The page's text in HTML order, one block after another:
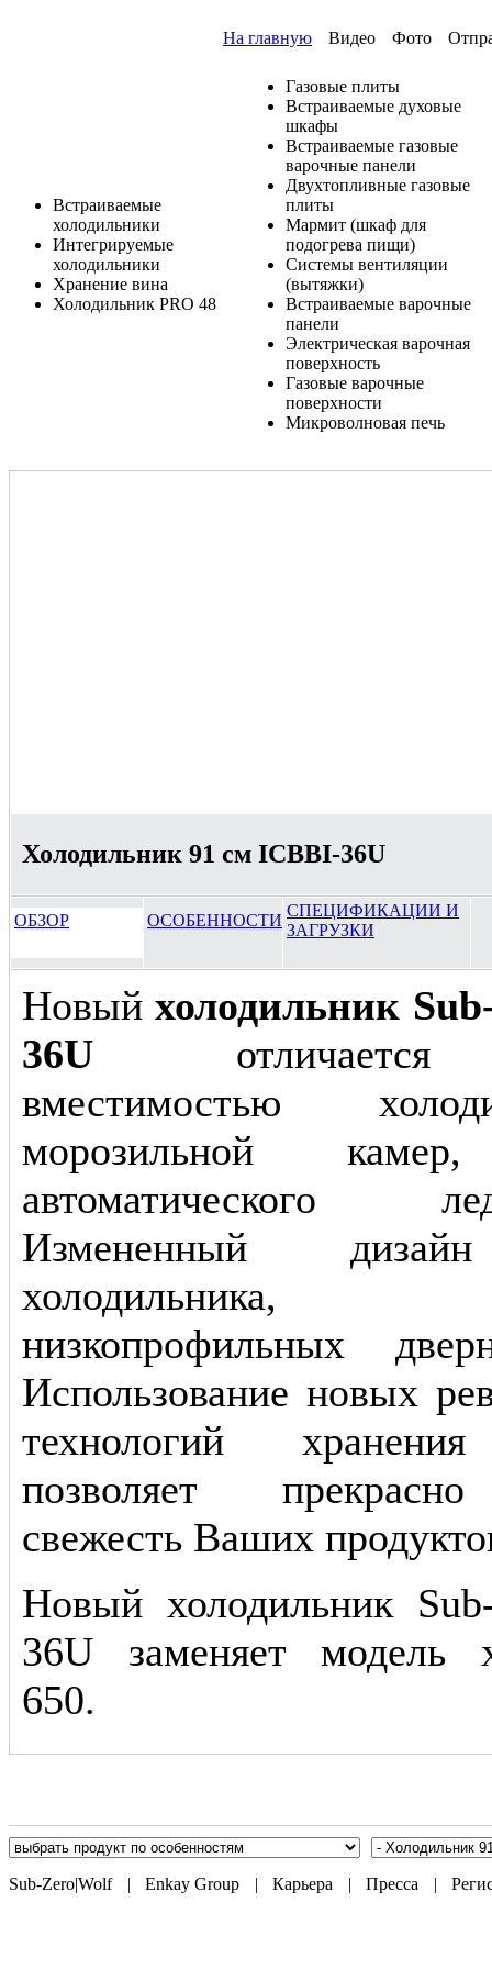
На главную Видео Фото
Встраиваемые
холодильники
Интегрируемые
холодильники
Хранение вина
Холодильник PRO 48
Газовые плиты
Встраиваемые духовые
шкафы
Встраиваемые газовые
варочные панели
Двухтопливные газовые
плиты
Мармит (шкаф для
подогрева пищи)
Системы вентиляции
(вытяжки)
Встраиваемые варочные
панели
Электрическая варочная
поверхность
Газовые варочные
поверхности
Микроволновая печь
Холодильник 91 см ICBBI-36U
ОБЗОР ОСОБЕННОСТИ
СПЕЦИФИКАЦИИ И
ЗАГРУЗКИ
Новыйхолодильник
36U отличается
вместимостью
морозильной
автоматического
Измененный
холодильника,
низкопрофильных
Использование новых
технологий
позволяет
свежесть Ваших
Новый холодильник
36U заменяет модель
650.
Sub-Zero|Wolf | Enkay Group | Карьера | Пресса |